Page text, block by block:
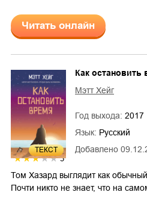
Читать онлайн
ТЕКСТ
3
Добавлено
Как остановить
Мэтт Хейг
Год выхода: 2017
Язык: Русский
Том Хазард выглядит как
Почти никто не знает, что на